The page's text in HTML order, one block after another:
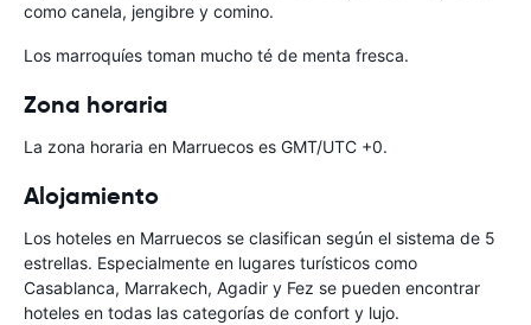
como canela, jengibre y comino.
Los marroquíes toman mucho té de menta fresca.
Zona horaria
La zona horaria en Marruecos es GMT/UTC +0.
Alojamiento
Los hoteles en Marruecos se clasifican según el sistema de 5
estrellas. Especialmente en lugares turísticos como
Casablanca, Marrakech, Agadir y Fez se pueden encontrar
hoteles en todas las categorías de confort y lujo.